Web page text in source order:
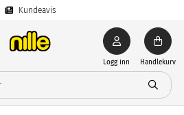
Kundeavis
Logg inn Handlekurv